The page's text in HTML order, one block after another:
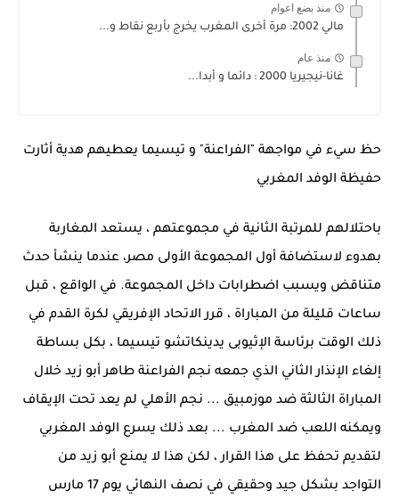
منذ بضع اعوام
مالي 2002: مرة أخرى المغرب يخرج بأربع نقاط و...
منذ عام
غانا-نيجيريا 2000 : دائما و أبدا...
حظ سيء في مواجهة "الفراعنة" و تيسيما يعطيهم هدية أثارت
حفيظة الوفد المغربي
باحتلالهم للمرتبة الثانية في مجموعتهم ، يستعد المغاربة
بهدوء لاستضافة أول المجموعة الأولى مصر، عندما ينشأ حدث
متناقض ويسبب اضطرابات داخل المجموعة. في الواقع ، قبل
ساعات قليلة من المباراة ، قرر الاتحاد الإفريقي لكرة القدم في
ذلك الوقت برئاسة الإثيوبى يدينكاتشو تيسيما ، بكل بساطة
إلغاء الإنذار الثاني الذي جمعه نجم الفراعنة طاهر أبو زيد خلال
المباراة الثالثة ضد موزمبيق ... نجم الأهلي لم يعد تحت الإيقاف
ويمكنه اللعب ضد المغرب ... بعد ذلك يسرع الوفد المغربي
لتقديم تحفظ على هذا القرار ، لكن هذا لا يمنع أبو زيد من
التواجد بشكل جيد وحقيقي في نصف النهائي يوم 17 مارس